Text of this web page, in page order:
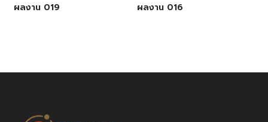
ผลงาน 019 ผลงาน 016